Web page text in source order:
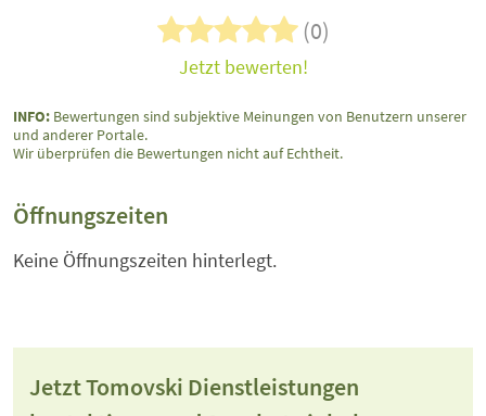
(0)
Jetzt bewerten!
INFO: Bewertungen sind subjektive Meinungen von Benutzern unserer
und anderer Portale.
Wir überprüfen die Bewertungen nicht auf Echtheit.
Öffnungszeiten
Keine Öffnungszeiten hinterlegt.
Jetzt Tomovski Dienstleistungen